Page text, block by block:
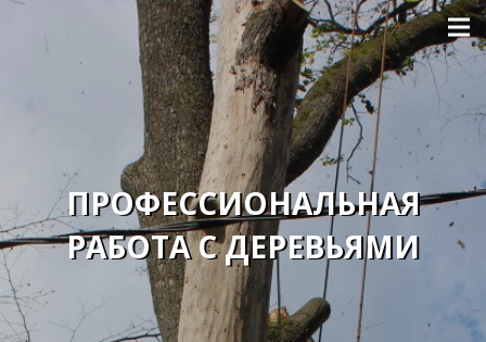
ПРОФЕССИОНАЛЬНАЯ
РАБОТА С ДЕРЕВЬЯМИ